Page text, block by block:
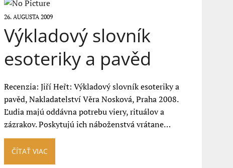
26. AUGUSTA 2009
Výkladový slovník
esoteriky a pavěd
Recenzia: Jiří Heřt: Výkladový slovník esoteriky a
pavěd, Nakladatelství Věra Nosková, Praha 2008.
Ľudia majú oddávna potrebu viery, rituálov a
zázrakov. Poskytujú ich náboženstvá vrátane…
ČÍTAŤ VIAC